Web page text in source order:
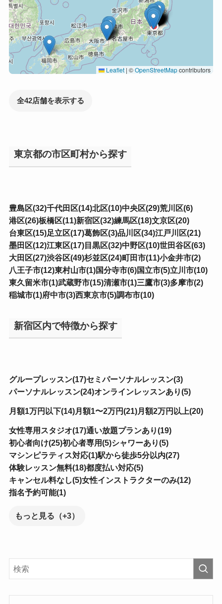
Leaflet | ©OpenStreetMapcontributors
全42店舗を表示する
東京都の市区町村から探す
豊島区(32)千代田区(14)北区(10)中央区(29)荒川区(6)
港区(26)板橋区(11)新宿区(32)練馬区(18)文京区(20)
台東区(15)足立区(17)葛飾区(3)品川区(34)江戸川区(21)
墨田区(12)江東区(17)目黒区(32)中野区(10)世田谷区(63)
大田区(27)渋谷区(49)杉並区(24)町田市(11)小金井市(2)
八王子市(12)東村山市(1)国分寺市(6)国立市(5)立川市(10)
東久留米市(1)武蔵野市(15)清瀬市(1)三鷹市(3)多摩市(2)
稲城市(1)府中市(3)西東京市(5)調布市(10)
新宿区内で特徴から探す
グループレッスン(17)セミパーソナルレッスン(3)
パーソナルレッスン(24)オンラインレッスンあり(5)
月額1万円以下(14)月額1〜2万円(21)月額2万円以上(20)
女性専用スタジオ(17)通い放題プランあり(19)
初心者向け(25)初心者専用(5)シャワーあり(5)
マシンピラティス対応(1)駅から徒歩5分以内(27)
体験レッスン無料(18)都度払い対応(5)
キャンセル料なし(5)女性インストラクターのみ(12)
指名予約可能(1)
もっと見る（+3）